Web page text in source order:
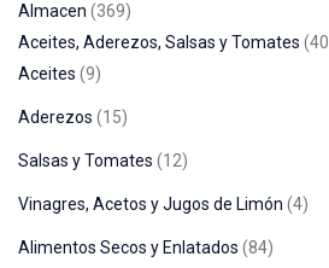
Almacen
369
Aceites, Aderezos, Salsas y Tomates 40
Aceites 9
Aderezos 15
Salsas y Tomates 12
Vinagres, Acetos y Jugos de Limón 4
Alimentos Secos y Enlatados 84